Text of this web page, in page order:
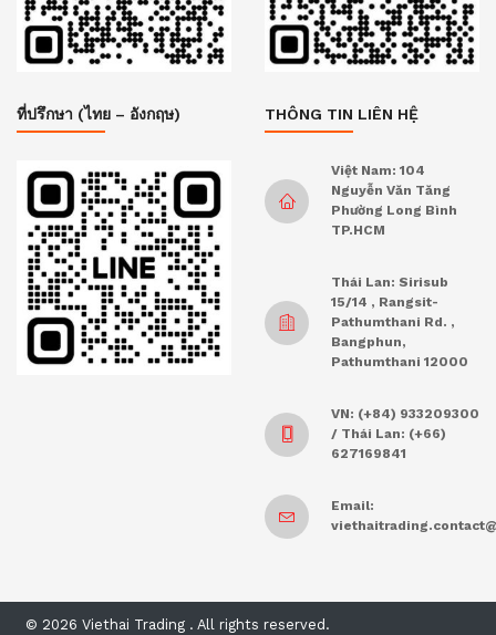
ที่ปรึกษา (ไทย – อังกฤษ) THÔNG TIN LIÊN HỆ
Việt Nam: 104
Nguyễn Văn Tăng
Phường Long Bình
TP.HCM
Thái Lan: Sirisub
15/14 , Rangsit-
Pathumthani Rd. ,
Bangphun,
Pathumthani 12000
VN: (+84) 933209300
/ Thái Lan: (+66)
627169841
Email:
© 2026 Viethai Trading . All rights reserved.